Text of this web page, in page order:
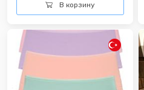
В корзину